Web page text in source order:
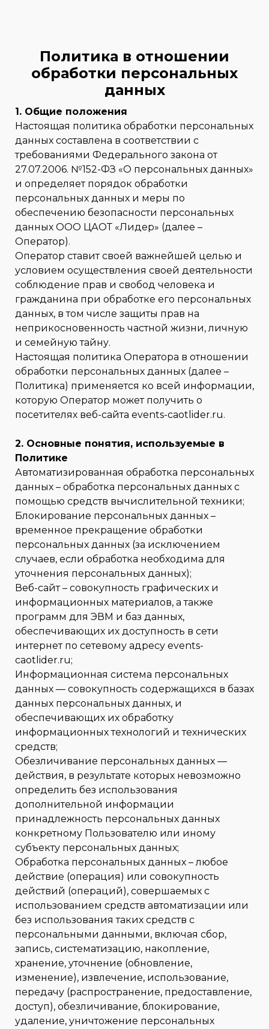
Политика в отношении
обработки персональных
данных
1. Общие положения
Настоящая политика обработки персональных
данных составлена в соответствии с
требованиями Федерального закона от
27.07.2006. №152-ФЗ «О персональных данных»
и определяет порядок обработки
персональных данных и меры по
обеспечению безопасности персональных
данных ООО ЦАОТ «Лидер» (далее –
Оператор).
Оператор ставит своей важнейшей целью и
условием осуществления своей деятельности
соблюдение прав и свобод человека и
гражданина при обработке его персональных
данных, в том числе защиты прав на
неприкосновенность частной жизни, личную
и семейную тайну.
Настоящая политика Оператора в отношении
обработки персональных данных (далее –
Политика) применяется ко всей информации,
которую Оператор может получить о
посетителях веб-сайта events-caotlider.ru.
2. Основные понятия, используемые в
Политике
Автоматизированная обработка персональных
данных – обработка персональных данных с
помощью средств вычислительной техники;
Блокирование персональных данных –
временное прекращение обработки
персональных данных (за исключением
случаев, если обработка необходима для
уточнения персональных данных);
Веб-сайт – совокупность графических и
информационных материалов, а также
программ для ЭВМ и баз данных,
обеспечивающих их доступность в сети
интернет по сетевому адресу events-
caotlider.ru;
Информационная система персональных
данных — совокупность содержащихся в базах
данных персональных данных, и
обеспечивающих их обработку
информационных технологий и технических
средств;
Обезличивание персональных данных —
действия, в результате которых невозможно
определить без использования
дополнительной информации
принадлежность персональных данных
конкретному Пользователю или иному
субъекту персональных данных;
Обработка персональных данных – любое
действие (операция) или совокупность
действий (операций), совершаемых с
использованием средств автоматизации или
без использования таких средств с
персональными данными, включая сбор,
запись, систематизацию, накопление,
хранение, уточнение (обновление,
изменение), извлечение, использование,
передачу (распространение, предоставление,
доступ), обезличивание, блокирование,
удаление, уничтожение персональных